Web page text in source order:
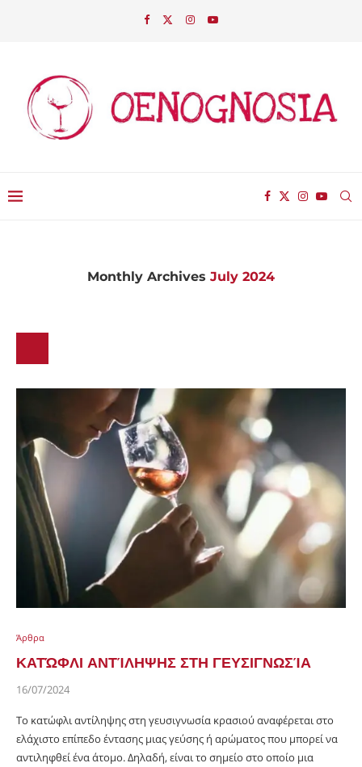
Monthly Archives July 2024
Άρθρα
ΚΑΤΏΦΛΙ ΑΝΤΊΛΗΨΗΣ ΣΤΗ ΓΕΥΣΙΓΝΩΣΊΑ
16/07/2024
Το κατώφλι αντίληψης στη γευσιγνωσία κρασιού αναφέρεται στο
ελάχιστο επίπεδο έντασης μιας γεύσης ή αρώματος που μπορεί να
αντιληφθεί ένα άτομο. Δηλαδή, είναι το σημείο στο οποίο μια